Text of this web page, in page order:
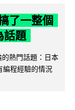
了一整個
話題
熱門話題：日本
編程經驗的情況